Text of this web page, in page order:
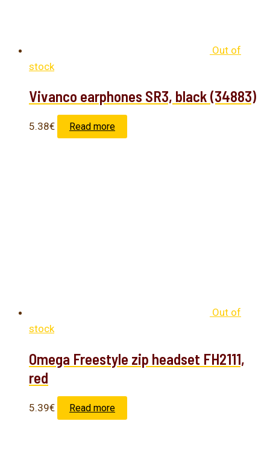
Out of
stock
Vivanco earphones SR3, black (34883)
5.38€ Read more
Out of
stock
Omega Freestyle zip headset FH2111,
red
5.39€ Read more